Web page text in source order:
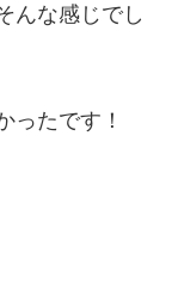
んな感じでし
ったです！